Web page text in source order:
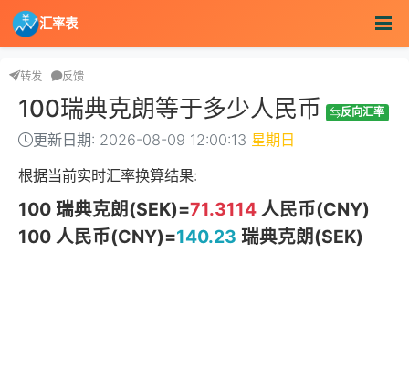
汇率表
转发 反馈
100瑞典克朗等于多少人民币 反向汇率
更新日期: 2026-08-09 12:00:13 星期日
根据当前实时汇率换算结果:
100 瑞典克朗(SEK)=71.3114人民币(CNY)
100 人民币(CNY)=140.23 瑞典克朗(SEK)